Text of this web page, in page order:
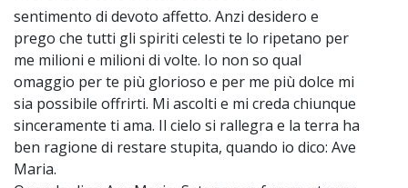
sentimento di devoto affetto. Anzi desidero e
prego che tutti gli spiriti celesti te lo ripetano per
me milioni e milioni di volte. Io non so qual
omaggio per te più glorioso e per me più dolce mi
sia possibile offrirti. Mi ascolti e mi creda chiunque
sinceramente ti ama. Il cielo si rallegra e la terra ha
ben ragione di restare stupita, quando io dico: Ave
Maria.